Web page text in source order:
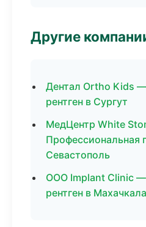
Другие
Дентал Ortho Kids
рентген в Сургут
МедЦентр White
Профессиональная
Севастополь
ООО Implant Clinic —
рентген в Махачкала